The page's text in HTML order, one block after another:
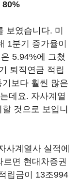
80%
보였습니다. 미
1분기 증가율이
5.94%에 그쳤
퇴직연금 적립
보다 훨씬 많은
데요. 자사계열
것으로 보입니
사계열사 실적에
면 현대차증권
립금이 13조994